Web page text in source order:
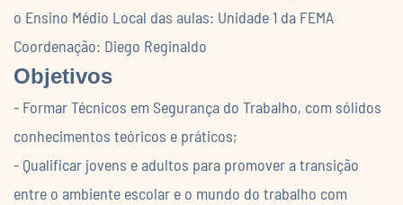
o Ensino Médio Local das aulas: Unidade 1 da FEMA
Coordenação: Diego Reginaldo
Objetivos
- Formar Técnicos em Segurança do Trabalho, com sólidos
conhecimentos teóricos e práticos;
- Qualificar jovens e adultos para promover a transição
entre o ambiente escolar e o mundo do trabalho com